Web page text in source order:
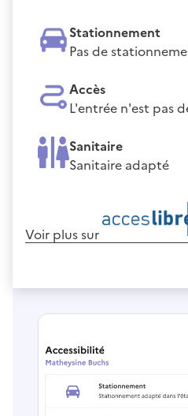
Stationnement
Pas de
Accès
L'entrée n'est pas
Sanitaire
Sanitaire adapté
Voir plus sur